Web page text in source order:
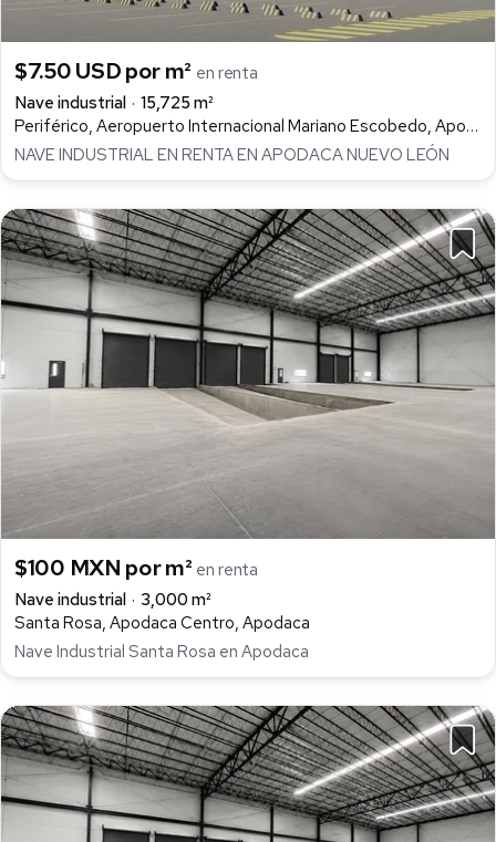
$7.50 USD por m² en renta
Nave industrial
15,725 m²
Periférico, Aeropuerto Internacional Mariano Escobedo, Apodaca
NAVE INDUSTRIAL EN RENTA EN APODACA NUEVO LEÓN
$100 MXN por m² en renta
Nave industrial
3,000 m²
Santa Rosa, Apodaca Centro, Apodaca
Nave Industrial Santa Rosa en Apodaca